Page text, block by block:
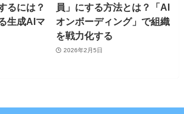
るには？
生成AIマ
員」にする方法とは？「AI
オンボーディング」で組織
を戦力化する
2026年2月5日